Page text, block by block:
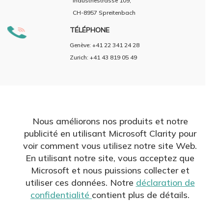
CH-8957 Spreitenbach
TÉLÉPHONE
Genève: +41 22 341 24 28
Zurich: +41 43 819 05 49
Nous améliorons nos produits et notre
publicité en utilisant Microsoft Clarity pour
voir comment vous utilisez notre site Web.
En utilisant notre site, vous acceptez que
Microsoft et nous puissions collecter et
utiliser ces données. Notre déclaration de
confidentialité contient plus de détails.